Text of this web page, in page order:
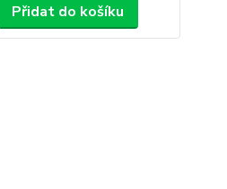
Přidat do košíku